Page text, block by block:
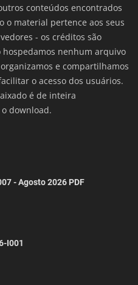
conteúdos encontrados
o material pertence aos seus
- os créditos são
nenhum arquivo
e compartilhamos
o acesso dos usuários.
é de inteira
download.
- Agosto 2026 PDF
I001